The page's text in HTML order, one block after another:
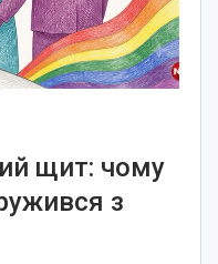
щит: чому
з